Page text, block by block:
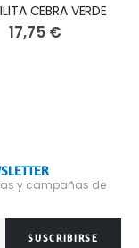
CEBRA VERDE
17,75 €
y campañas de
SUSCRIBIRSE